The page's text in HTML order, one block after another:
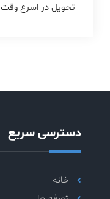
تحویل در اسرع وقت
دسترسی سریع
خانه